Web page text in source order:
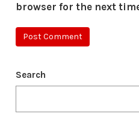
browser for the next
Search